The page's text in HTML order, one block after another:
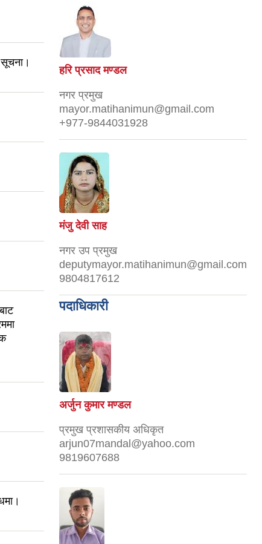
हरि प्रसाद मण्डल
नगर प्रमुख
mayor.matihanimun@gmail.com
+977-9844031928
मंजु देवी साह
नगर उप प्रमुख
deputymayor.matihanimun@gmail.com
9804817612
पदाधिकारी
अर्जुन कुमार मण्डल
प्रमुख प्रशासकीय अधिकृत
arjun07mandal@yahoo.com
9819607688